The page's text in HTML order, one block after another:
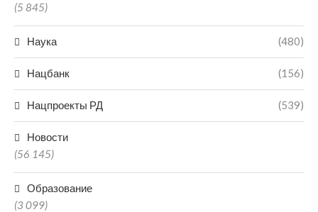
(5 845)
Наука (480)
Нацбанк (156)
Нацпроекты РД (539)
Новости
(56 145)
Образование
(3 099)